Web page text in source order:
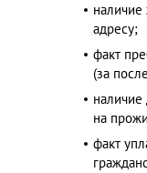
адресу;
факт
(за
на
факт